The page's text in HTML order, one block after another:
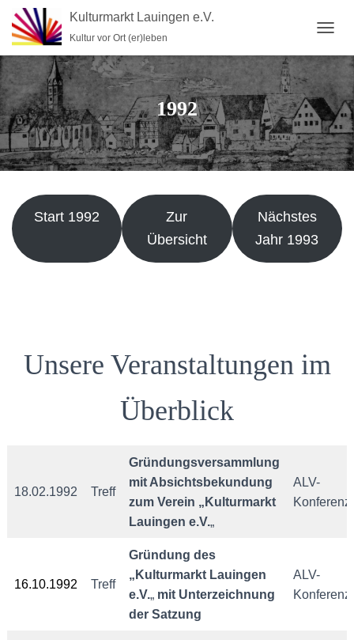
Kulturmarkt Lauingen e.V.
Kultur vor Ort (er)leben
A
G
A
T
I
O
M
1992
Start 1992
Zur
Übersicht
Nächstes
Jahr 1993
Unsere Veranstaltungen im
Überblick
18.02.1992 Treff
Gründungsversammlung
mit Absichtsbekundung
zum Verein „Kulturmarkt
Lauingen e.V.„
ALV-
16.10.1992 Treff
Gründung des
„Kulturmarkt Lauingen
e.V.„ mit Unterzeichnung
der Satzung
ALV-